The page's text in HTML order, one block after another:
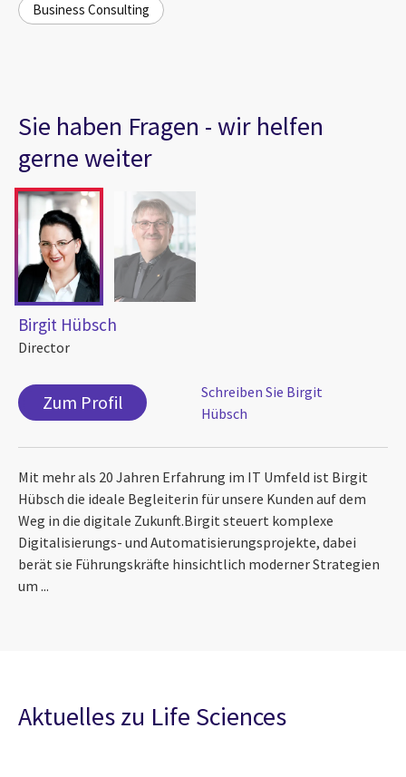
Business Consulting
Sie haben Fragen - wir helfen
gerne weiter
Birgit Hübsch
Director
Zum Profil
Schreiben Sie Birgit
Hübsch
Mit mehr als 20 Jahren Erfahrung im IT Umfeld ist Birgit
Hübsch die ideale Begleiterin für unsere Kunden auf dem
Weg in die digitale Zukunft. ​ Birgit steuert komplexe
Digitalisierungs- und Automatisierungsprojekte, dabei
berät sie Führungskräfte hinsichtlich moderner Strategien
um ...
Aktuelles zu Life Sciences